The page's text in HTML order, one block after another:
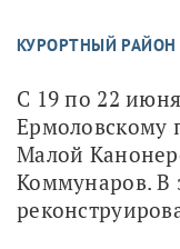
КУРОРТНЫЙ РАЙОН
С 19 по 22 июня
Ермоловскому
Малой
Коммунаров. В